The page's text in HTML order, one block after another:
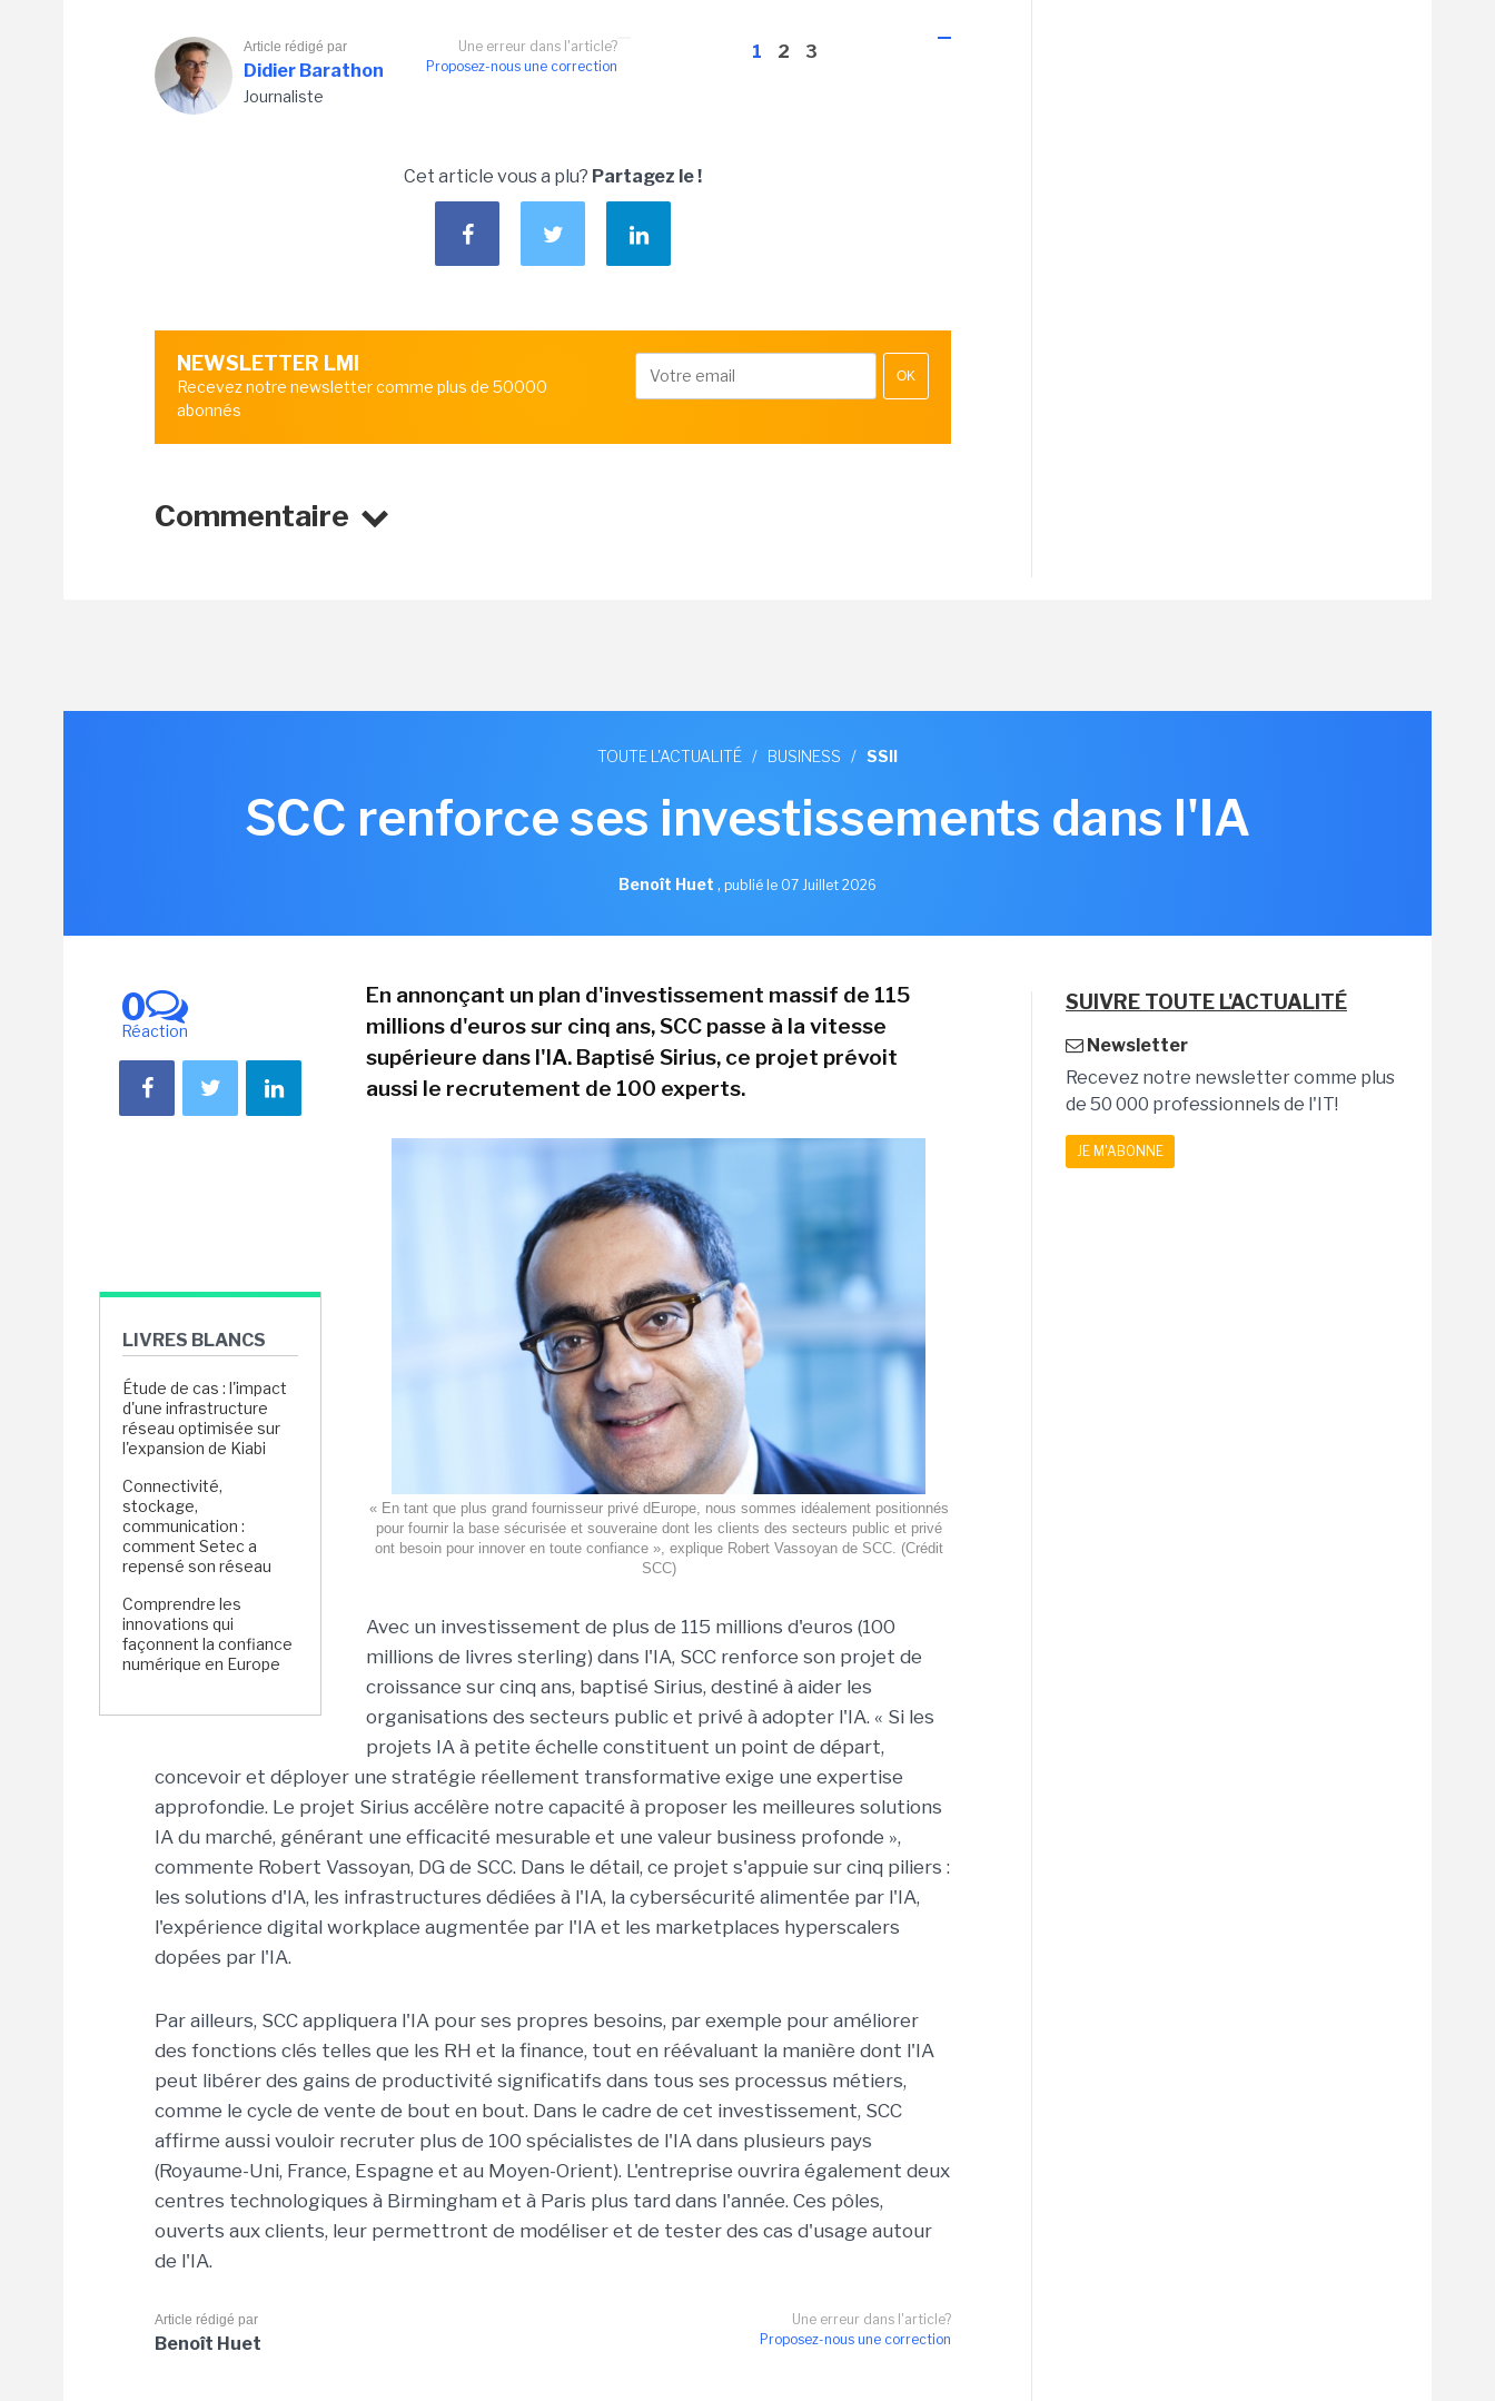
1 2 3
Une erreur dans l'article?
Proposez-nous une correction
Article rédigé par
Didier Barathon
Journaliste
Cet article vous a plu? Partagez le !
NEWSLETTER LMI
Recevez notre newsletter comme plus de 50000
abonnés
OK
Commentaire
TOUTE L'ACTUALITÉ / BUSINESS / SSII
SCC renforce ses investissements dans l'IA
Benoît Huet , publié le 07 Juillet 2026
0
Réaction
LIVRES BLANCS
Étude de cas : l'impact
d'une infrastructure
réseau optimisée sur
l'expansion de Kiabi
Connectivité,
stockage,
communication :
comment Setec a
repensé son réseau
Comprendre les
innovations qui
façonnent la confiance
numérique en Europe
En annonçant un plan d'investissement massif de 115
millions d'euros sur cinq ans, SCC passe à la vitesse
supérieure dans l'IA. Baptisé Sirius, ce projet prévoit
aussi le recrutement de 100 experts.
« En tant que plus grand fournisseur privé dEurope, nous sommes idéalement positionnés
pour fournir la base sécurisée et souveraine dont les clients des secteurs public et privé
ont besoin pour innover en toute confiance », explique Robert Vassoyan de SCC. (Crédit
SCC)
Avec un investissement de plus de 115 millions d'euros (100
millions de livres sterling) dans l'IA, SCC renforce son projet de
croissance sur cinq ans, baptisé Sirius, destiné à aider les
organisations des secteurs public et privé à adopter l'IA. « Si les
projets IA à petite échelle constituent un point de départ,
concevoir et déployer une stratégie réellement transformative exige une expertise
approfondie. Le projet Sirius accélère notre capacité à proposer les meilleures solutions
IA du marché, générant une efficacité mesurable et une valeur business profonde »,
commente Robert Vassoyan, DG de SCC. Dans le détail, ce projet s'appuie sur cinq piliers :
les solutions d'IA, les infrastructures dédiées à l'IA, la cybersécurité alimentée par l'IA,
l'expérience digital workplace augmentée par l'IA et les marketplaces hyperscalers
dopées par l'IA.
Par ailleurs, SCC appliquera l'IA pour ses propres besoins, par exemple pour améliorer
des fonctions clés telles que les RH et la finance, tout en réévaluant la manière dont l'IA
peut libérer des gains de productivité significatifs dans tous ses processus métiers,
comme le cycle de vente de bout en bout. Dans le cadre de cet investissement, SCC
affirme aussi vouloir recruter plus de 100 spécialistes de l'IA dans plusieurs pays
(Royaume-Uni, France, Espagne et au Moyen-Orient). L'entreprise ouvrira également deux
centres technologiques à Birmingham et à Paris plus tard dans l'année. Ces pôles,
ouverts aux clients, leur permettront de modéliser et de tester des cas d'usage autour
de l'IA.
Une erreur dans l'article?
Proposez-nous une correction
Article rédigé par
Benoît Huet
SUIVRE TOUTE L'ACTUALITÉ
Newsletter
Recevez notre newsletter comme plus
de 50 000 professionnels de l'IT!
JE M'ABONNE